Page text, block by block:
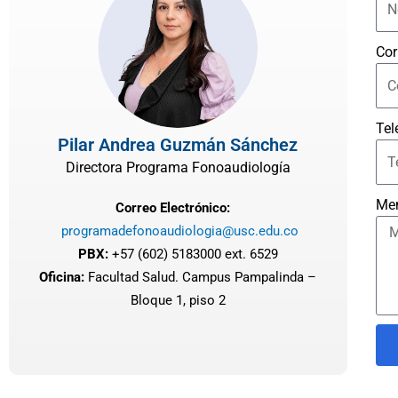
Pilar Andrea Guzmán Sánchez
Directora Programa Fonoaudiología
Correo Electrónico:
programadefonoaudiologia@usc.edu.co
PBX: +57 (602) 5183000 ext. 6529
Oficina: Facultad Salud. Campus Pampalinda –
Bloque 1, piso 2